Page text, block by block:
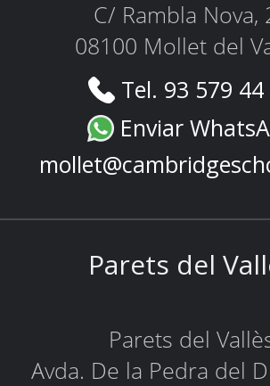
C/ Rambla Nova,
08100 Mollet del
Tel. 93 579
Enviar
Parets del
Parets del
Avda. De la Pedra del